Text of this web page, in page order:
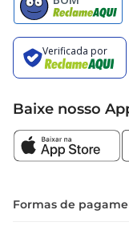
Especificações
Com três
é ideal para
dispositivos ao
metros de
liberdade de
disposição
a maioria dos
uma adição
Baixe nosso
Formas de